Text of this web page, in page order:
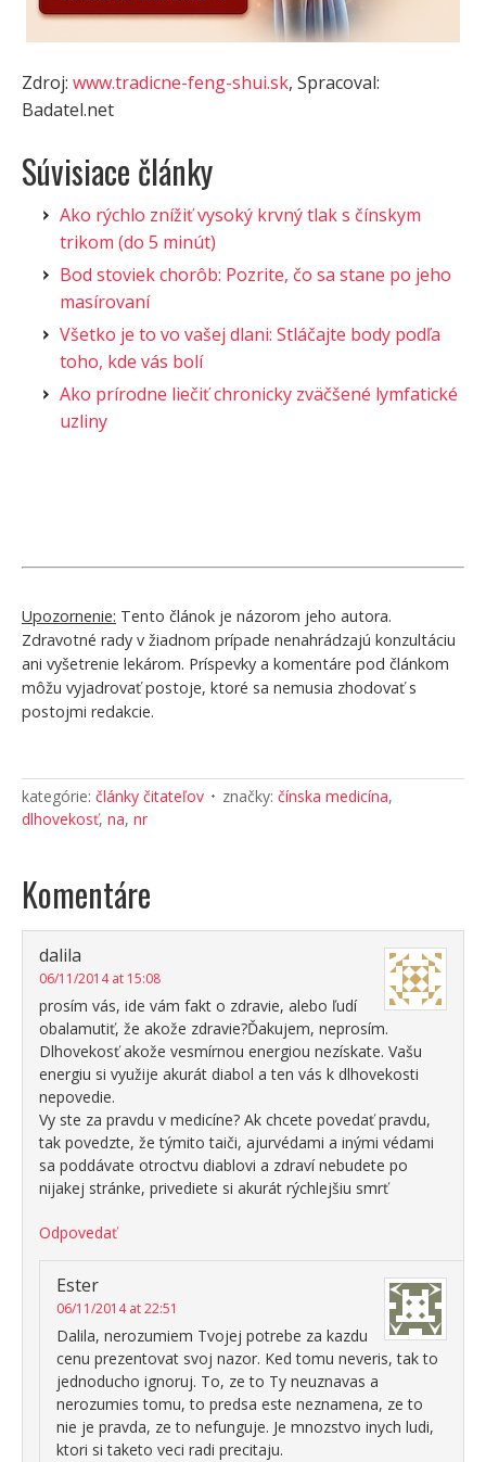
Zdroj: www.tradicne-feng-shui.sk, Spracoval:
Badatel.net
Súvisiace články
Ako rýchlo znížiť vysoký krvný tlak s čínskym
trikom (do 5 minút)
Bod stoviek chorôb: Pozrite, čo sa stane po jeho
masírovaní
Všetko je to vo vašej dlani: Stláčajte body podľa
toho, kde vás bolí
Ako prírodne liečiť chronicky zväčšené lymfatické
uzliny
Upozornenie: Tento článok je názorom jeho autora.
Zdravotné rady v žiadnom prípade nenahrádzajú konzultáciu
ani vyšetrenie lekárom. Príspevky a komentáre pod článkom
môžu vyjadrovať postoje, ktoré sa nemusia zhodovať s
postojmi redakcie.
kategórie: články čitateľov značky: čínska medicína,
dlhovekosť, na, nr
Komentáre
dalila
06/11/2014 at 15:08
prosím vás, ide vám fakt o zdravie, alebo ľudí
obalamutiť, že akože zdravie?Ďakujem, neprosím.
Dlhovekosť akože vesmírnou energiou nezískate. Vašu
energiu si využije akurát diabol a ten vás k dlhovekosti
nepovedie.
Vy ste za pravdu v medicíne? Ak chcete povedať pravdu,
tak povedzte, že týmito taiči, ajurvédami a inými védami
sa poddávate otroctvu diablovi a zdraví nebudete po
nijakej stránke, privediete si akurát rýchlejšiu smrť
Odpovedať
Ester
06/11/2014 at 22:51
Dalila, nerozumiem Tvojej potrebe za kazdu
cenu prezentovat svoj nazor. Ked tomu neveris, tak to
jednoducho ignoruj. To, ze to Ty neuznavas a
nerozumies tomu, to predsa este neznamena, ze to
nie je pravda, ze to nefunguje. Je mnozstvo inych ludi,
ktori si taketo veci radi precitaju.